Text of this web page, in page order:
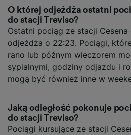
O której odjeżdża ostatni
do stacji Treviso?
Ostatni pociąg ze stacji
odjeżdża o 22:23. Pociągi,
rano lub późnym wieczorem
sypialnymi, godziny odjazdu i
mogą być również inne w
Jaką odległość pokonuje
do stacji Treviso?
Pociągi kursujące ze stacji